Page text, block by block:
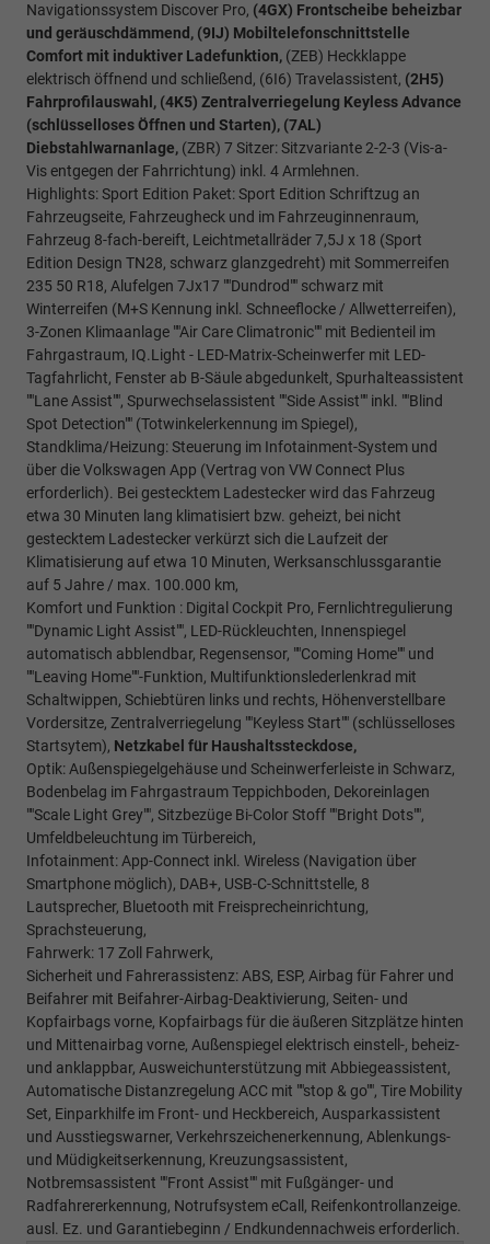
Navigationssystem Discover Pro, (4GX) Frontscheibe beheizbar
und geräuschdämmend, (9IJ) Mobiltelefonschnittstelle
Comfort mit induktiver Ladefunktion, (ZEB) Heckklappe
elektrisch öffnend und schließend, (6I6) Travelassistent, (2H5)
Fahrprofilauswahl, (4K5) Zentralverriegelung Keyless Advance
(schlüsselloses Öffnen und Starten), (7AL)
Diebstahlwarnanlage, (ZBR) 7 Sitzer: Sitzvariante 2-2-3 (Vis-a-
Vis entgegen der Fahrrichtung) inkl. 4 Armlehnen.
Highlights: Sport Edition Paket: Sport Edition Schriftzug an
Fahrzeugseite, Fahrzeugheck und im Fahrzeuginnenraum,
Fahrzeug 8-fach-bereift, Leichtmetallräder 7,5J x 18 (Sport
Edition Design TN28, schwarz glanzgedreht) mit Sommerreifen
235 50 R18, Alufelgen 7Jx17 ""Dundrod"" schwarz mit
Winterreifen (M+S Kennung inkl. Schneeflocke / Allwetterreifen),
3-Zonen Klimaanlage ""Air Care Climatronic"" mit Bedienteil im
Fahrgastraum, IQ.Light - LED-Matrix-Scheinwerfer mit LED-
Tagfahrlicht, Fenster ab B-Säule abgedunkelt, Spurhalteassistent
""Lane Assist"", Spurwechselassistent ""Side Assist"" inkl. ""Blind
Spot Detection"" (Totwinkelerkennung im Spiegel),
Standklima/Heizung: Steuerung im Infotainment-System und
über die Volkswagen App (Vertrag von VW Connect Plus
erforderlich). Bei gestecktem Ladestecker wird das Fahrzeug
etwa 30 Minuten lang klimatisiert bzw. geheizt, bei nicht
gestecktem Ladestecker verkürzt sich die Laufzeit der
Klimatisierung auf etwa 10 Minuten, Werksanschlussgarantie
auf 5 Jahre / max. 100.000 km,
Komfort und Funktion : Digital Cockpit Pro, Fernlichtregulierung
""Dynamic Light Assist"", LED-Rückleuchten, Innenspiegel
automatisch abblendbar, Regensensor, ""Coming Home"" und
""Leaving Home""-Funktion, Multifunktionslederlenkrad mit
Schaltwippen, Schiebtüren links und rechts, Höhenverstellbare
Vordersitze, Zentralverriegelung ""Keyless Start"" (schlüsselloses
Startsytem), Netzkabel für Haushaltssteckdose,
Optik: Außenspiegelgehäuse und Scheinwerferleiste in Schwarz,
Bodenbelag im Fahrgastraum Teppichboden, Dekoreinlagen
""Scale Light Grey"", Sitzbezüge Bi-Color Stoff ""Bright Dots"",
Umfeldbeleuchtung im Türbereich,
Infotainment: App-Connect inkl. Wireless (Navigation über
Smartphone möglich), DAB+, USB-C-Schnittstelle, 8
Lautsprecher, Bluetooth mit Freisprecheinrichtung,
Sprachsteuerung,
Fahrwerk: 17 Zoll Fahrwerk,
Sicherheit und Fahrerassistenz: ABS, ESP, Airbag für Fahrer und
Beifahrer mit Beifahrer-Airbag-Deaktivierung, Seiten- und
Kopfairbags vorne, Kopfairbags für die äußeren Sitzplätze hinten
und Mittenairbag vorne, Außenspiegel elektrisch einstell-, beheiz-
und anklappbar, Ausweichunterstützung mit Abbiegeassistent,
Automatische Distanzregelung ACC mit ""stop & go"", Tire Mobility
Set, Einparkhilfe im Front- und Heckbereich, Ausparkassistent
und Ausstiegswarner, Verkehrszeichenerkennung, Ablenkungs-
und Müdigkeitserkennung, Kreuzungsassistent,
Notbremsassistent ""Front Assist"" mit Fußgänger- und
Radfahrererkennung, Notrufsystem eCall, Reifenkontrollanzeige.
ausl. Ez. und Garantiebeginn / Endkundennachweis erforderlich.